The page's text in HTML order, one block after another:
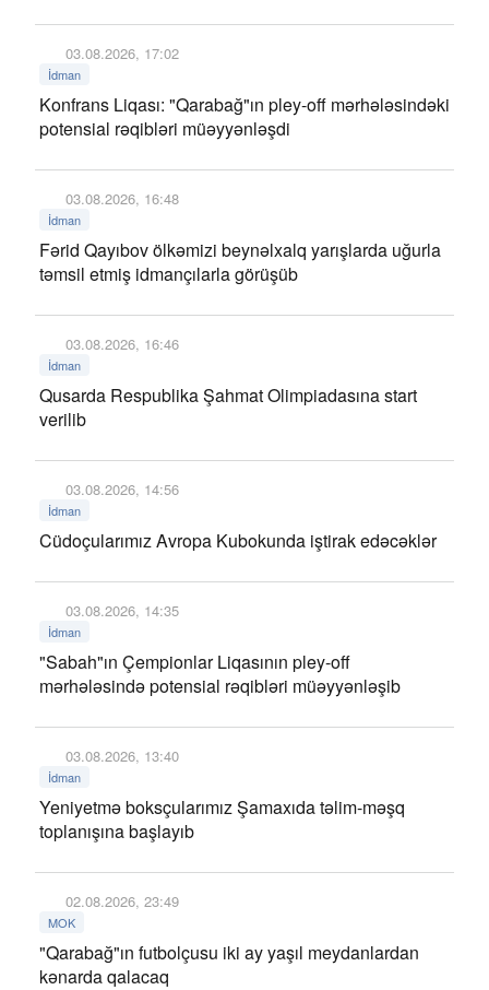
03.08.2026, 17:02
İdman
Konfrans Liqası: "Qarabağ"ın pley-off mərhələsindəki
potensial rəqibləri müəyyənləşdi
03.08.2026, 16:48
İdman
Fərid Qayıbov ölkəmizi beynəlxalq yarışlarda uğurla
təmsil etmiş idmançılarla görüşüb
03.08.2026, 16:46
İdman
Qusarda Respublika Şahmat Olimpiadasına start
verilib
03.08.2026, 14:56
İdman
Cüdoçularımız Avropa Kubokunda iştirak edəcəklər
03.08.2026, 14:35
İdman
"Sabah"ın Çempionlar Liqasının pley-off
mərhələsində potensial rəqibləri müəyyənləşib
03.08.2026, 13:40
İdman
Yeniyetmə boksçularımız Şamaxıda təlim-məşq
toplanışına başlayıb
02.08.2026, 23:49
MOK
"Qarabağ"ın futbolçusu iki ay yaşıl meydanlardan
kənarda qalacaq